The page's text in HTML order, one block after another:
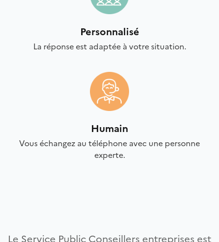
Personnalisé
La réponse est adaptée à votre situation.
Humain
Vous échangez au téléphone avec une personne
experte.